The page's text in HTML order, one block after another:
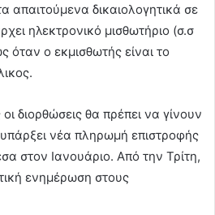
απαιτούμενα δικαιολογητικά σε
ηλεκτρονικό μισθωτήριο (σ.σ
όταν ο εκμισθωτής είναι το
οι διορθώσεις θα πρέπει να γίνουν
νέα πληρωμή επιστροφής
στον Ιανουάριο. Από την Τρίτη,
ενημέρωση στους